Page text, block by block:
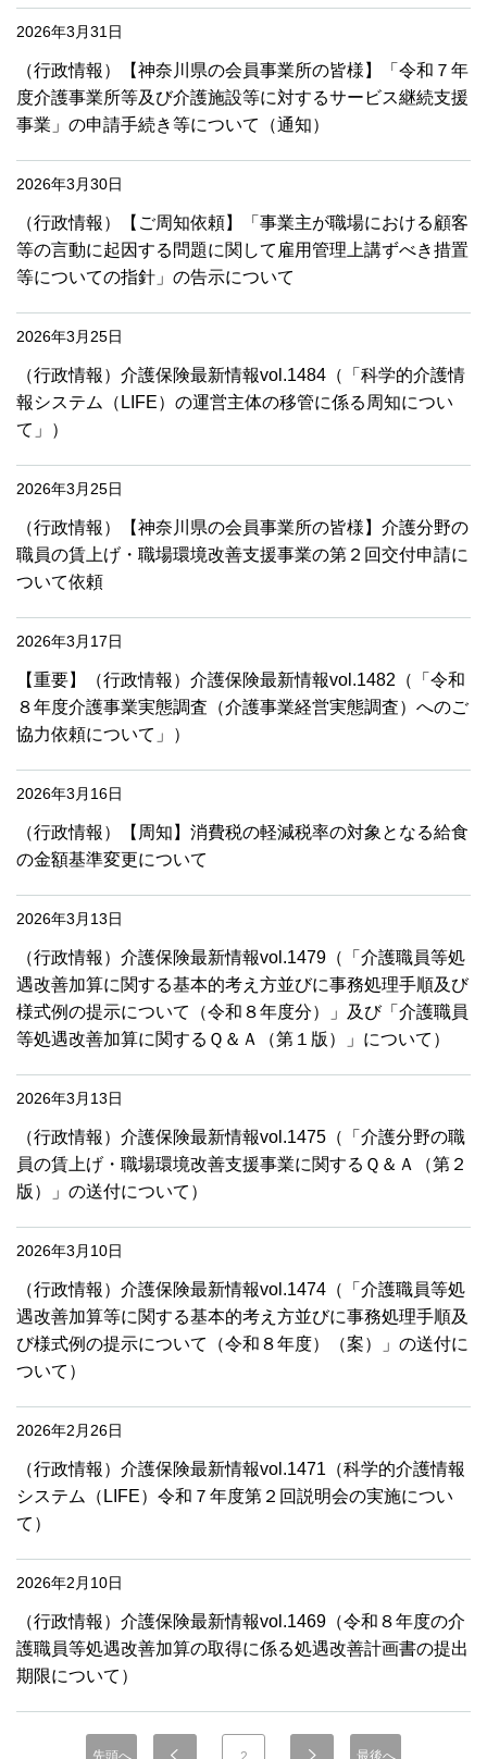
2026年3月31日
（行政情報）【神奈川県の会員事業所の皆様】「令和７年
度介護事業所等及び介護施設等に対するサービス継続支援
事業」の申請手続き等について（通知）
2026年3月30日
（行政情報）【ご周知依頼】「事業主が職場における顧客
等の言動に起因する問題に関して雇用管理上講ずべき措置
等についての指針」の告示について
2026年3月25日
（行政情報）介護保険最新情報vol.1484（「科学的介護情
報システム（LIFE）の運営主体の移管に係る周知につい
て」）
2026年3月25日
（行政情報）【神奈川県の会員事業所の皆様】介護分野の
職員の賃上げ・職場環境改善支援事業の第２回交付申請に
ついて依頼
2026年3月17日
【重要】（行政情報）介護保険最新情報vol.1482（「令和
８年度介護事業実態調査（介護事業経営実態調査）へのご
協力依頼について」）
2026年3月16日
（行政情報）【周知】消費税の軽減税率の対象となる給食
の金額基準変更について
2026年3月13日
（行政情報）介護保険最新情報vol.1479（「介護職員等処
遇改善加算に関する基本的考え方並びに事務処理手順及び
様式例の提示について（令和８年度分）」及び「介護職員
等処遇改善加算に関するＱ＆Ａ（第１版）」について）
2026年3月13日
（行政情報）介護保険最新情報vol.1475（「介護分野の職
員の賃上げ・職場環境改善支援事業に関するＱ＆Ａ（第２
版）」の送付について）
2026年3月10日
（行政情報）介護保険最新情報vol.1474（「介護職員等処
遇改善加算等に関する基本的考え方並びに事務処理手順及
び様式例の提示について（令和８年度）（案）」の送付に
ついて）
2026年2月26日
（行政情報）介護保険最新情報vol.1471（科学的介護情報
システム（LIFE）令和７年度第２回説明会の実施につい
て）
2026年2月10日
（行政情報）介護保険最新情報vol.1469（令和８年度の介
護職員等処遇改善加算の取得に係る処遇改善計画書の提出
期限について）